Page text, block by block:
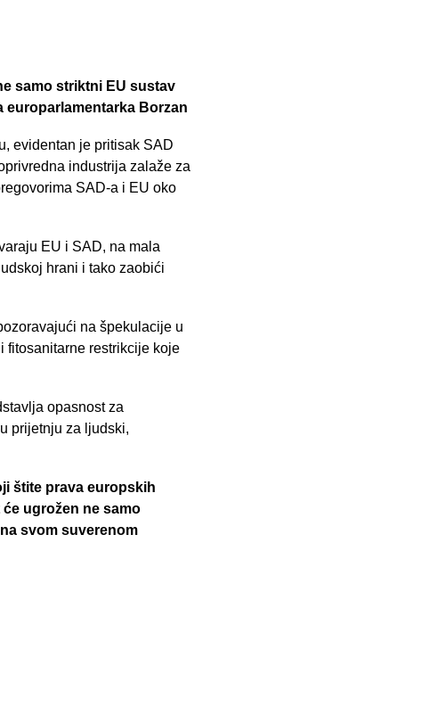
samo striktni EU sustav
europarlamentarka Borzan
evidentan je pritisak SAD
industrija zalaže za
SAD-a i EU oko
EU i SAD, na mala
hrani i tako zaobići
na špekulacije u
fitosanitarne restrikcije koje
opasnost za
prijetnju za ljudski,
štite prava europskih
ugrožen ne samo
svom suverenom